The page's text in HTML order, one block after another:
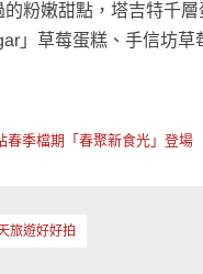
粉嫩甜點，塔吉特千
」草莓蛋糕、手信坊
春季檔期「春聚新食光」登場
旅遊好好拍